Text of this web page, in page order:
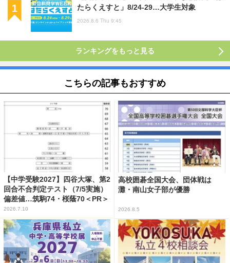
たらくえすと」8/24-29…大学生対象
2026.8.6 Thu 9:45
ランキングをもっと見る
こちらの記事もおすすめ
【中学受験2027】四谷大塚、第2
回合不合判定テスト（7/5実施）
偏差値…筑駒74・桜蔭70＜PR＞
2026.7.10
高校囲碁全国大会、団体戦は
灘・南山女子部が優勝
2026.8.5